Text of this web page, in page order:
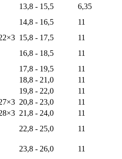
13,8 - 15,5
6,35
14,8 - 16,5
11
15,8 - 17,5
11
16,8 - 18,5
11
17,8 - 19,5
11
18,8 - 21,0
11
19,8 - 22,0
11
20,8 - 23,0
11
21,8 - 24,0
11
22,8 - 25,0 11
23,8 - 26,0
11